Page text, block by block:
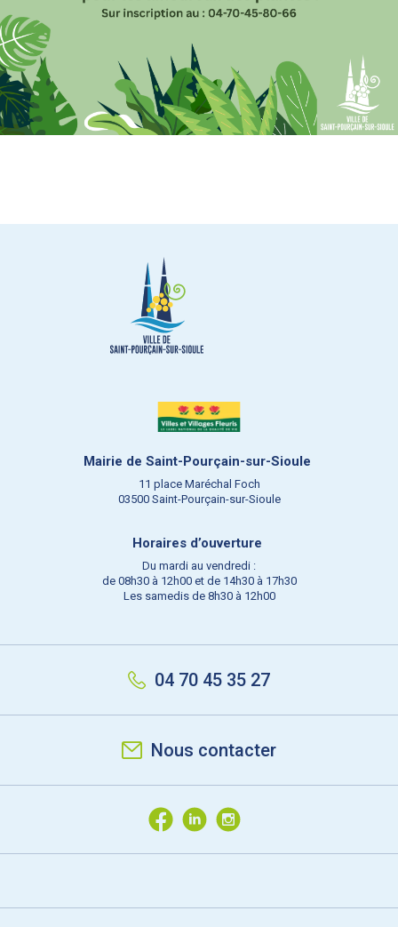
Mairie de Saint-Pourçain-sur-Sioule
11 place Maréchal Foch
03500 Saint-Pourçain-sur-Sioule
Horaires d’ouverture
Du mardi au vendredi :
de 08h30 à 12h00 et de 14h30 à 17h30
Les samedis de 8h30 à 12h00
04 70 45 35 27
Nous contacter